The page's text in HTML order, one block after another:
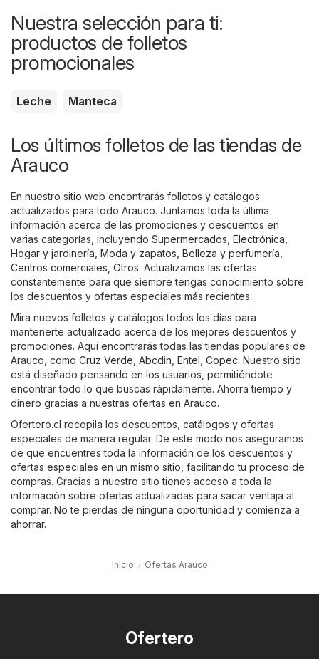
Nuestra selección para ti:
productos de folletos
promocionales
Leche Manteca
Los últimos folletos de las tiendas de
Arauco
En nuestro sitio web encontrarás folletos y catálogos
actualizados para todo Arauco. Juntamos toda la última
información acerca de las promociones y descuentos en
varias categorías, incluyendo Supermercados Electrónica
Hogar y jardinería Moda y zapatos Belleza y perfumería
Centros comerciales Otros. Actualizamos las ofertas
constantemente para que siempre tengas conocimiento sobre
los descuentos y ofertas especiales más recientes.
Mira nuevos folletos y catálogos todos los días para
mantenerte actualizado acerca de los mejores descuentos y
promociones. Aquí encontrarás todas las tiendas populares de
Arauco, como Cruz Verde Abcdin Entel Copec. Nuestro sitio
está diseñado pensando en los usuarios, permitiéndote
encontrar todo lo que buscas rápidamente. Ahorra tiempo y
dinero gracias a nuestras ofertas en Arauco.
Ofertero.cl recopila los descuentos, catálogos y ofertas
especiales de manera regular. De este modo nos aseguramos
de que encuentres toda la información de los descuentos y
ofertas especiales en un mismo sitio, facilitando tu proceso de
compras. Gracias a nuestro sitio tienes acceso a toda la
información sobre ofertas actualizadas para sacar ventaja al
comprar. No te pierdas de ninguna oportunidad y comienza a
ahorrar.
Inicio Ofertas Arauco
Ofertero